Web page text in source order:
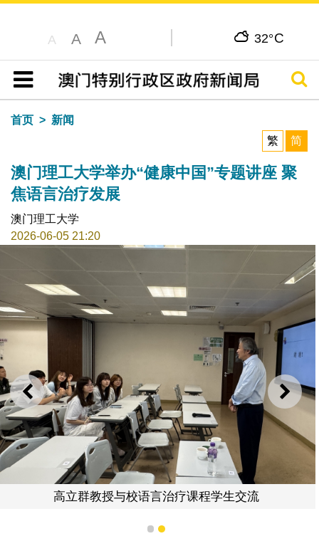
A A A 32°C
目录
搜寻
首页
新闻
繁
简
澳门理工大学举办“健康中国”专题讲座 聚
焦语言治疗发展
澳门理工大学
2026-06-05 21:20
上一则 下一
高立群教授与校语言治疗课程学生交流
1 2